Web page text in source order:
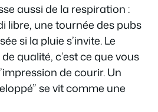
aussi de la respiration :
libre, une tournée des pubs
si la pluie s’invite. Le
qualité, c’est ce que vous
de courir. Un
se vit comme une